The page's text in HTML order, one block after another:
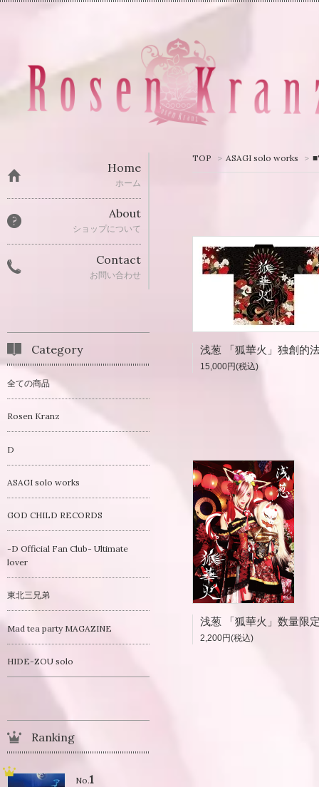
TOP > ASAGI solo works >
浅葱 「狐華火」独創的
15,000円(税込)
2,200円(税込)
Home
ホーム
About
ショップについて
Contact
お問い合わせ
Category
全ての商品
Rosen Kranz
D
ASAGI solo works
GOD CHILD RECORDS
-D Official Fan Club- Ultimate
lover
東北三兄弟
Mad tea party MAGAZINE
HIDE-ZOU solo
Ranking
No.1